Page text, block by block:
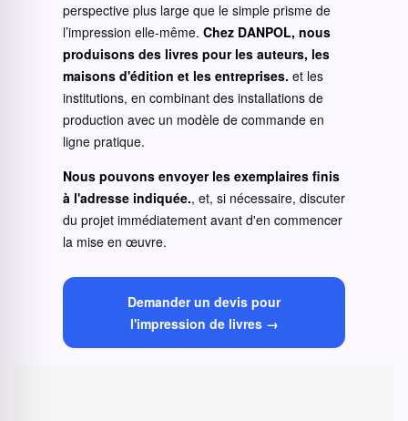
perspective plus large que le simple prisme de
l’impression elle-même. Chez DANPOL, nous
produisons des livres pour les auteurs, les
maisons d'édition et les entreprises. et les
institutions, en combinant des installations de
production avec un modèle de commande en
ligne pratique.
Nous pouvons envoyer les exemplaires finis
à l'adresse indiquée., et, si nécessaire, discuter
du projet immédiatement avant d'en commencer
la mise en œuvre.
Demander un devis pour
l'impression de livres →